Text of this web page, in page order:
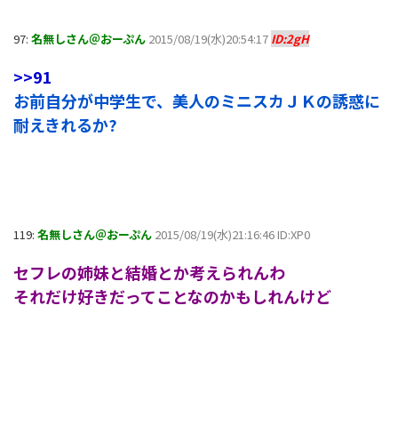
97: 名無しさん＠おーぷん 2015/08/19(水)20:54:17 ID:2gH
>>91
お前自分が中学生で、美人のミニスカＪＫの誘惑に
耐えきれるか?
119: 名無しさん＠おーぷん 2015/08/19(水)21:16:46 ID:XP0
セフレの姉妹と結婚とか考えられんわ
それだけ好きだってことなのかもしれんけど